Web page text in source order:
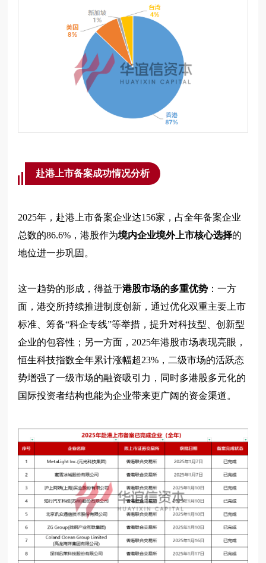
赴港上市备案成功情况分析
2025年，赴港上市备案企业达156家，占全年备案企业
总数的86.6%，港股作为境内企业境外上市核心选择的
地位进一步巩固。
这一趋势的形成，得益于港股市场的多重优势 ：一方
面，港交所持续推进制度创新，通过优化双重主要上市
标准、筹备“科企专线”等举措，提升对科技型、创新型
企业的包容性；另一方面，2025年港股市场表现亮眼，
恒生科技指数全年累计涨幅超23%，二级市场的活跃态
势增强了一级市场的融资吸引力，同时多港股多元化的
国际投资者结构也能为企业带来更广阔的资金渠道。